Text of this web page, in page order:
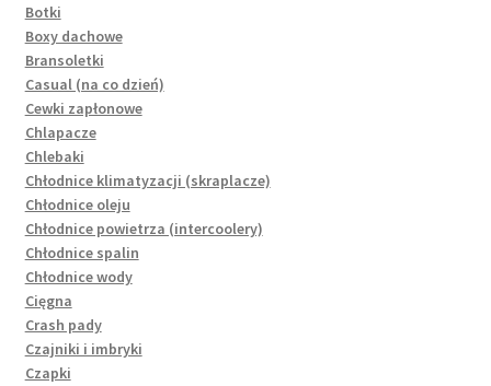
Botki
Boxy dachowe
Bransoletki
Casual (na co dzień)
Cewki zapłonowe
Chlapacze
Chlebaki
Chłodnice klimatyzacji (skraplacze)
Chłodnice oleju
Chłodnice powietrza (intercoolery)
Chłodnice spalin
Chłodnice wody
Cięgna
Crash pady
Czajniki i imbryki
Czapki